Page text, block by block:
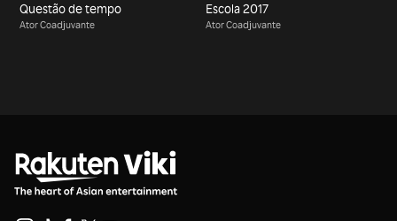
Questão de tempo
Ator Coadjuvante
Escola 2017
Ator Coadjuvante